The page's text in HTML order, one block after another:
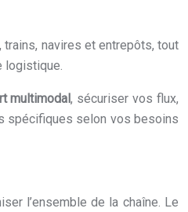
navires et entrepôts, tout
logistique.
multimodal, sécuriser vos flux,
spécifiques selon vos besoins
l’ensemble de la chaîne. Le